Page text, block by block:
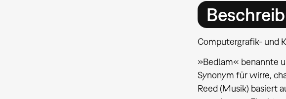
Computergrafik- und
»Bedlam« benannte
Synonym für wirre,
Reed (Musik) basiert